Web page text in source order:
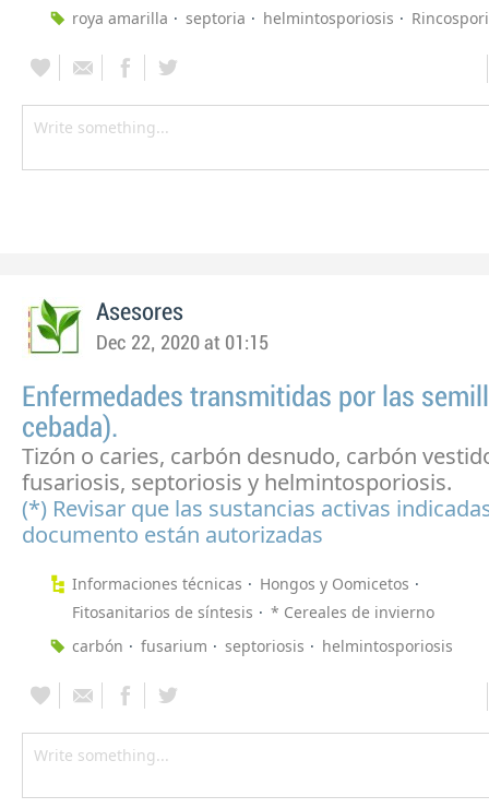
roya amarilla
septoria helmintosporiosis
Asesores
Dec 22, 2020 at 01:15
Enfermedades transmitidas por las
cebada).
Tizón o caries, carbón desnudo, carbón
fusariosis, septoriosis y helmintosporiosis.
(*) Revisar que las sustancias activas
documento están autorizadas
Informaciones técnicas
Hongos y Oomicetos
Fitosanitarios de síntesis
* Cereales de invierno
carbón
fusarium septoriosis helmintosporiosis